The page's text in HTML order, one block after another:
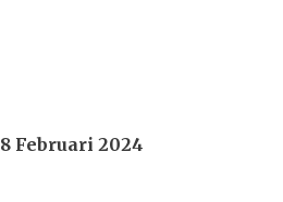
Februari 2024